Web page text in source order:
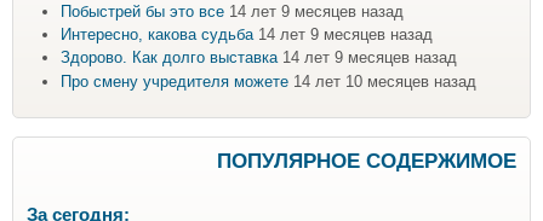
Побыстрей бы это все 14 лет 9 месяцев назад
Интересно, какова судьба 14 лет 9 месяцев назад
Здорово. Как долго выставка 14 лет 9 месяцев назад
Про смену учредителя можете 14 лет 10 месяцев назад
ПОПУЛЯРНОЕ СОДЕРЖИМОЕ
За сегодня: